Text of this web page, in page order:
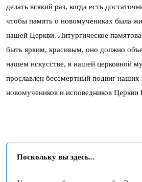
делать всякий раз, когда есть
чтобы память о новомучениках была
нашей Церкви. Литургическое
быть ярким, красивым, оно должно
нашем искусстве, в нашей церковной
прославлен бессмертный подвиг
новомучеников и исповедников Церкви
Поскольку вы здесь...